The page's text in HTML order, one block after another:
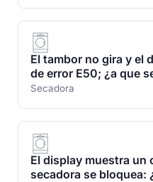
El tambor no gira y el
de error E50; ¿a que
Secadora
El display muestra un
secadora se bloquea: